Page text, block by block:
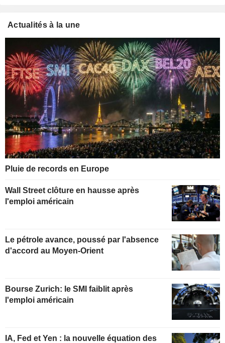
Actualités à la une
Pluie de records en Europe
Wall Street clôture en hausse après
l'emploi américain
Le pétrole avance, poussé par l'absence
d'accord au Moyen-Orient
Bourse Zurich: le SMI faiblit après
l'emploi américain
IA, Fed et Yen : la nouvelle équation des